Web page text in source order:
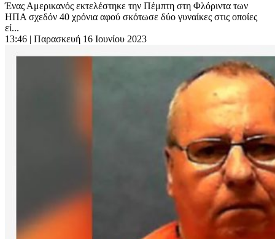
Ένας Αμερικανός εκτελέστηκε την Πέμπτη στη Φλόριντα των
ΗΠΑ σχεδόν 40 χρόνια αφού σκότωσε δύο γυναίκες στις οποίες
εί...
13:46 | Παρασκευή 16 Ιουνίου 2023